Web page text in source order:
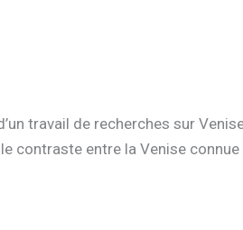
travail de recherches sur
contraste entre la Venise